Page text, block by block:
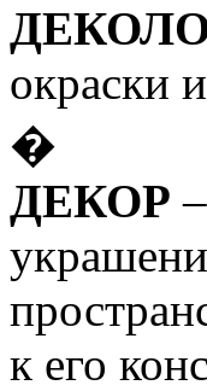
окраски
�
ДЕКОР
к его